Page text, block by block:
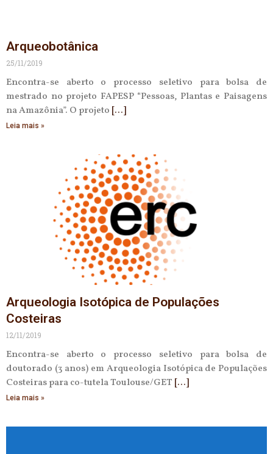
Arqueobotânica
25/11/2019
Encontra-se aberto o processo seletivo para bolsa de
mestrado no projeto FAPESP “Pessoas, Plantas e Paisagens
na Amazônia”. O projeto
Leia mais »
Arqueologia Isotópica de Populações
Costeiras
12/11/2019
Encontra-se aberto o processo seletivo para bolsa de
doutorado (3 anos) em Arqueologia Isotópica de Populações
Costeiras para co-tutela Toulouse/GET
Leia mais »